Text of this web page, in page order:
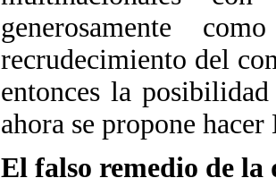
generosamente
recrudecimiento del
entonces la
ahora se propone
El falso remedio de la